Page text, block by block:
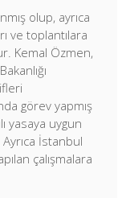
olup, ayrıca
ve toplantılara
Kemal Özmen,
görev yapmış
yasaya uygun
İstanbul
çalışmalara